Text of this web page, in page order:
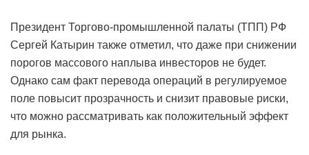
Президент Торгово-промышленной палаты (ТПП) РФ
Сергей Катырин также отметил, что даже при снижении
порогов массового наплыва инвесторов не будет.
Однако сам факт перевода операций в регулируемое
поле повысит прозрачность и снизит правовые риски,
что можно рассматривать как положительный эффект
для рынка.